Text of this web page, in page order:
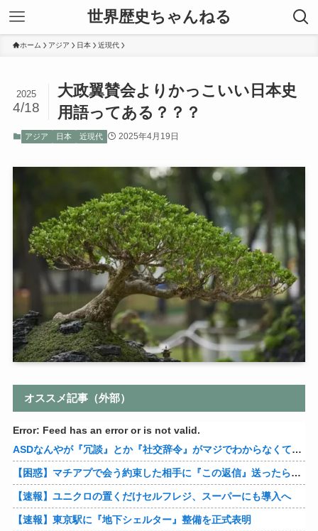
世界歴史ちゃんねる
ホーム アジア 日本 近現代
大政翼賛会よりかっこいい日本史
用語ってある？？？
2025
4/18
アジア 日本 近現代 2025年4月19日
オススメ記事（外部）
Error: Feed has an error or is not valid.
ASDなんやが『冗談』とか『社交辞令』がマジでわからなくて怖い
【困惑】マチアプで会う約束した相手に『この返信』送ったらブロックされたんやが…
【速報】ユニクロの置くだけセルフレジ、スーパーにも導入へ
【速報】東京駅に『地下シェルター』整備を正式表明